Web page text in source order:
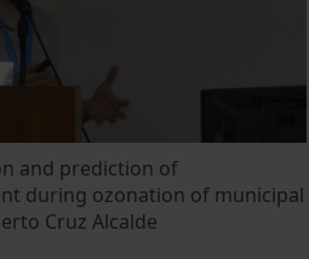
and prediction of
during ozonation of municipal
Cruz Alcalde